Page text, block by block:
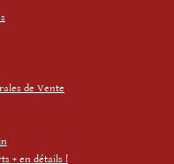
de Vente
+ en détails !